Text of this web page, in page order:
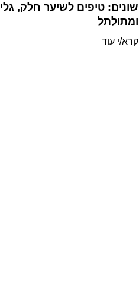
שונים: טיפים לשיער חלק, גלי
ומתולתל
קרא/י עוד